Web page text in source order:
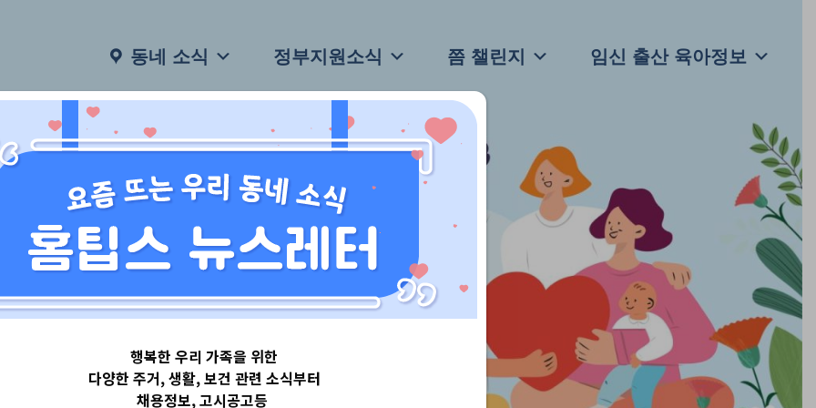
동네 소식 정부지원소식 쯤 챌린지 임신 출산 육아정보
행복한 우리 가족을 위한
다양한 주거, 생활, 보건 관련 소식부터
채용정보, 고시공고등